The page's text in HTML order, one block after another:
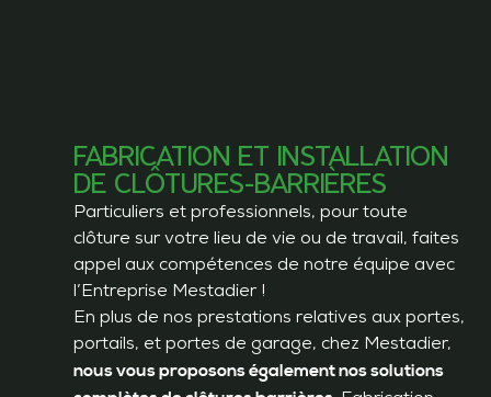
FABRICATION ET INSTALLATION
DE CLÔTURES-BARRIÈRES
Particuliers et professionnels, pour toute
clôture sur votre lieu de vie ou de travail, faites
appel aux compétences de notre équipe avec
l’Entreprise Mestadier !
En plus de nos prestations relatives aux portes,
portails, et portes de garage, chez Mestadier,
nous vous proposons également nos solutions